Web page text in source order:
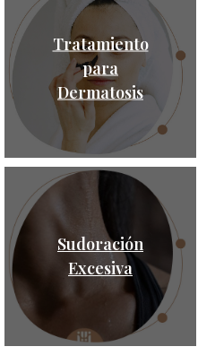
Tratamiento
para
Dermatosis
Sudoración
Excesiva